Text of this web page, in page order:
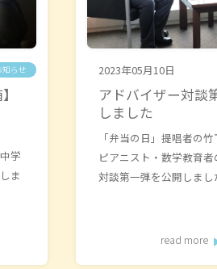
知らせ
学
ま
2023年05月10日
アドバイザー対談
しました
「弁当の日」提唱者の
ピアニスト・数学教育
対談第一弾を公開しまし
read more